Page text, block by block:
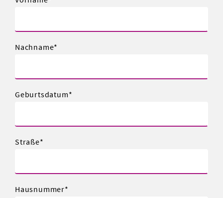
Nachname
Geburtsdatum
Straße
Hausnummer